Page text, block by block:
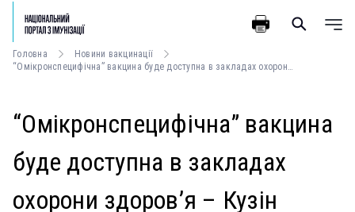
Головна
Новини вакцинації
“Омікронспецифічна” вакцина буде доступна в закладах охорони здоров’я – Кузін
“Омікронспецифічна” вакцина
буде доступна в закладах
охорони здоров’я – Кузін